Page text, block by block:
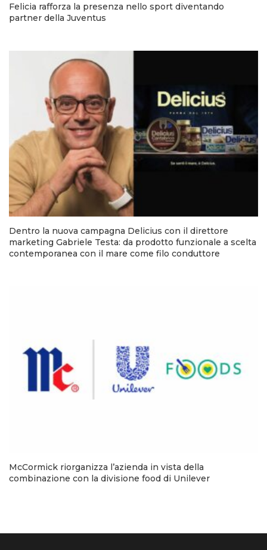
Felicia rafforza la presenza nello sport diventando
partner della Juventus
Dentro la nuova campagna Delicius con il direttore
marketing Gabriele Testa: da prodotto funzionale a scelta
contemporanea con il mare come filo conduttore
McCormick riorganizza l’azienda in vista della
combinazione con la divisione food di Unilever